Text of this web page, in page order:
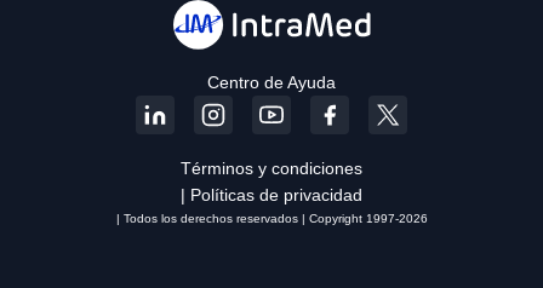
Centro de Ayuda
Términos y condiciones
| Políticas de privacidad
| Todos los derechos reservados | Copyright 1997-2026